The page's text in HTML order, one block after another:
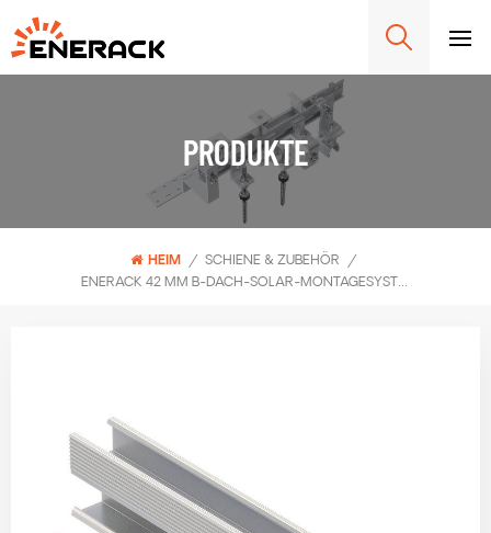
PRODUKTE
HEIM / SCHIENE & ZUBEHÖR
/
ENERACK 42 MM B-DACH-SOLAR-MONTAGESYSTEMSCHIENE ERK-R42B